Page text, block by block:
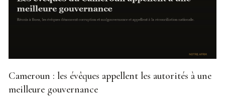
Cameroun : les évêques appellent les autorités à une
meilleure gouvernance